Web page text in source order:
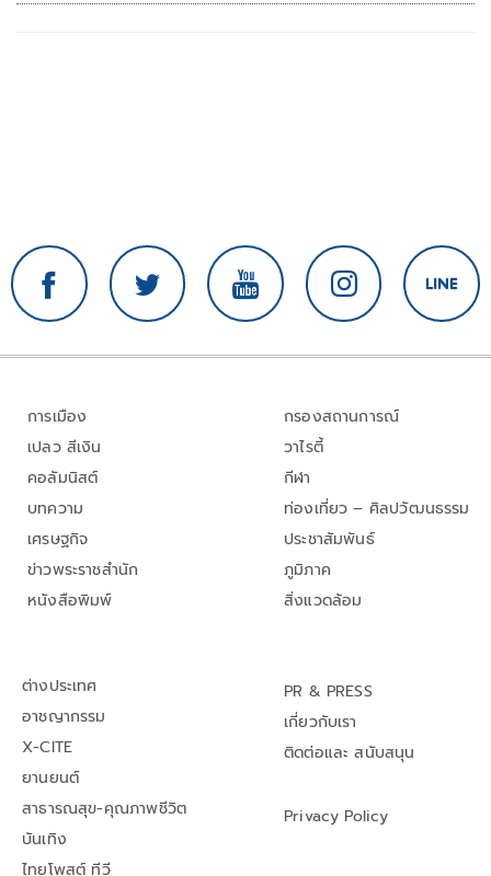
การเมือง
เปลว สีเงิน
คอลัมนิสต์
บทความ
เศรษฐกิจ
ข่าวพระราชสำนัก
หนังสือพิมพ์
กรองสถานการณ์
วาไรตี้
กีฬา
ท่องเที่ยว – ศิลปวัฒนธรรม
ประชาสัมพันธ์
ภูมิภาค
สิ่งแวดล้อม
ต่างประเทศ
อาชญากรรม
X-CITE
ยานยนต์
สาธารณสุข-คุณภาพชีวิต
บันเทิง
ไทยโพสต์ ทีวี
PR & PRESS
เกี่ยวกับเรา
ติดต่อและ สนับสนุน
Privacy Policy